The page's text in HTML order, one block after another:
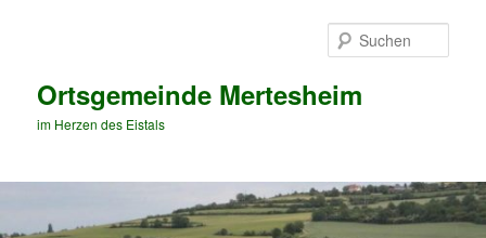
Ortsgemeinde Mertesheim
im Herzen des Eistals